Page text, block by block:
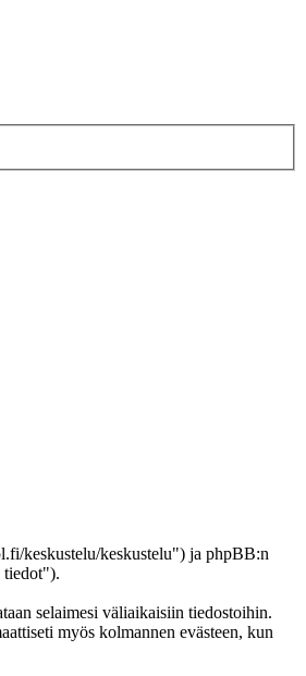
keskustelu/keskustelu") ja phpBB:n
selaimesi väliaikaisiin tiedostoihin.
myös kolmannen evästeen, kun